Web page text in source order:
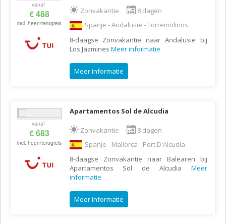
vanaf
€ 488
incl. heen/terugreis
Zonvakantie
8 dagen
Spanje - Andalusië - Torremolinos
8-daagse Zonvakantie naar Andalusië bij
Los Jazmines Meer informatie
Meer informatie
vanaf
€ 683
incl. heen/terugreis
Apartamentos Sol de Alcudia
Zonvakantie
8 dagen
Spanje - Mallorca - Port D'Alcudia
8-daagse Zonvakantie naar Balearen bij
Apartamentos Sol de Alcudia Meer
informatie
Meer informatie